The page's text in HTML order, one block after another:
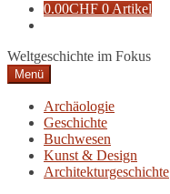
0.00CHF 0 Artikel
Weltgeschichte im Fokus
Menü
Archäologie
Geschichte
Buchwesen
Kunst & Design
Architekturgeschichte